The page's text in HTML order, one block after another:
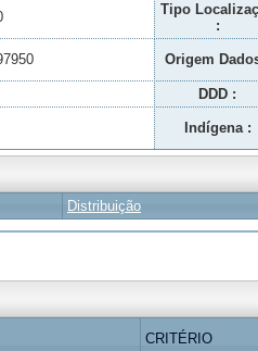
Tipo
:
Origem
DDD :
Indígena :
Distribuição
CRITÉRIO